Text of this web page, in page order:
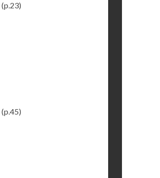
(p.23)
(p.45)